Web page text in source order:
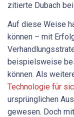
zitierte Dubach
Auf diese Weise
können – mit
beispielsweise
können. Als
Technologie für
ursprünglichen
gewesen. Doch